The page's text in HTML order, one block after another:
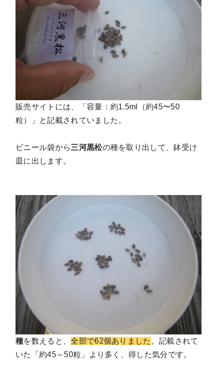
販売サイトには、「容量：約1.5ml（約45〜50
粒）」と記載されていました。
ビニール袋から三河黒松の種を取り出して、鉢受け
皿に出します。
種を数えると、全部で62個ありました 。記載されて
いた「約45～50粒」より多く、得した気分です。